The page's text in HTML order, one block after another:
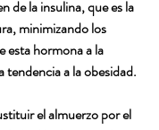
de la insulina, que es la
minimizando los
esta hormona a la
tendencia a la obesidad.
el almuerzo por el